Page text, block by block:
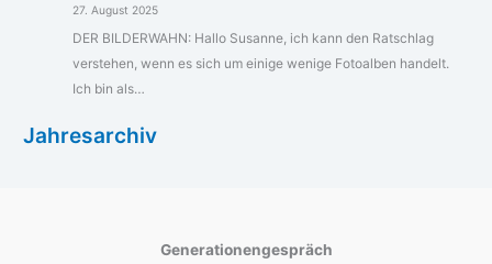
27. August 2025
DER BILDERWAHN: Hallo Susanne, ich kann den Ratschlag
verstehen, wenn es sich um einige wenige Fotoalben handelt.
Ich bin als…
Jahresarchiv
Generationengespräch